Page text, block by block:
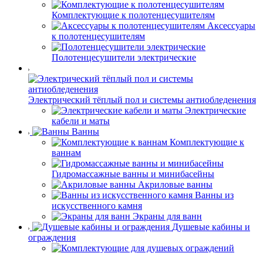
Комплектующие к полотенцесушителям
Аксессуары
к полотенцесушителям
Полотенцесушители электрические
Электрический тёплый пол и системы антиобледенения
Электрические
кабели и маты
Ванны
Комплектующие к
ваннам
Гидромассажные ванны и минибасейны
Акриловые ванны
Ванны из
искусственного камня
Экраны для ванн
Душевые кабины и
ограждения